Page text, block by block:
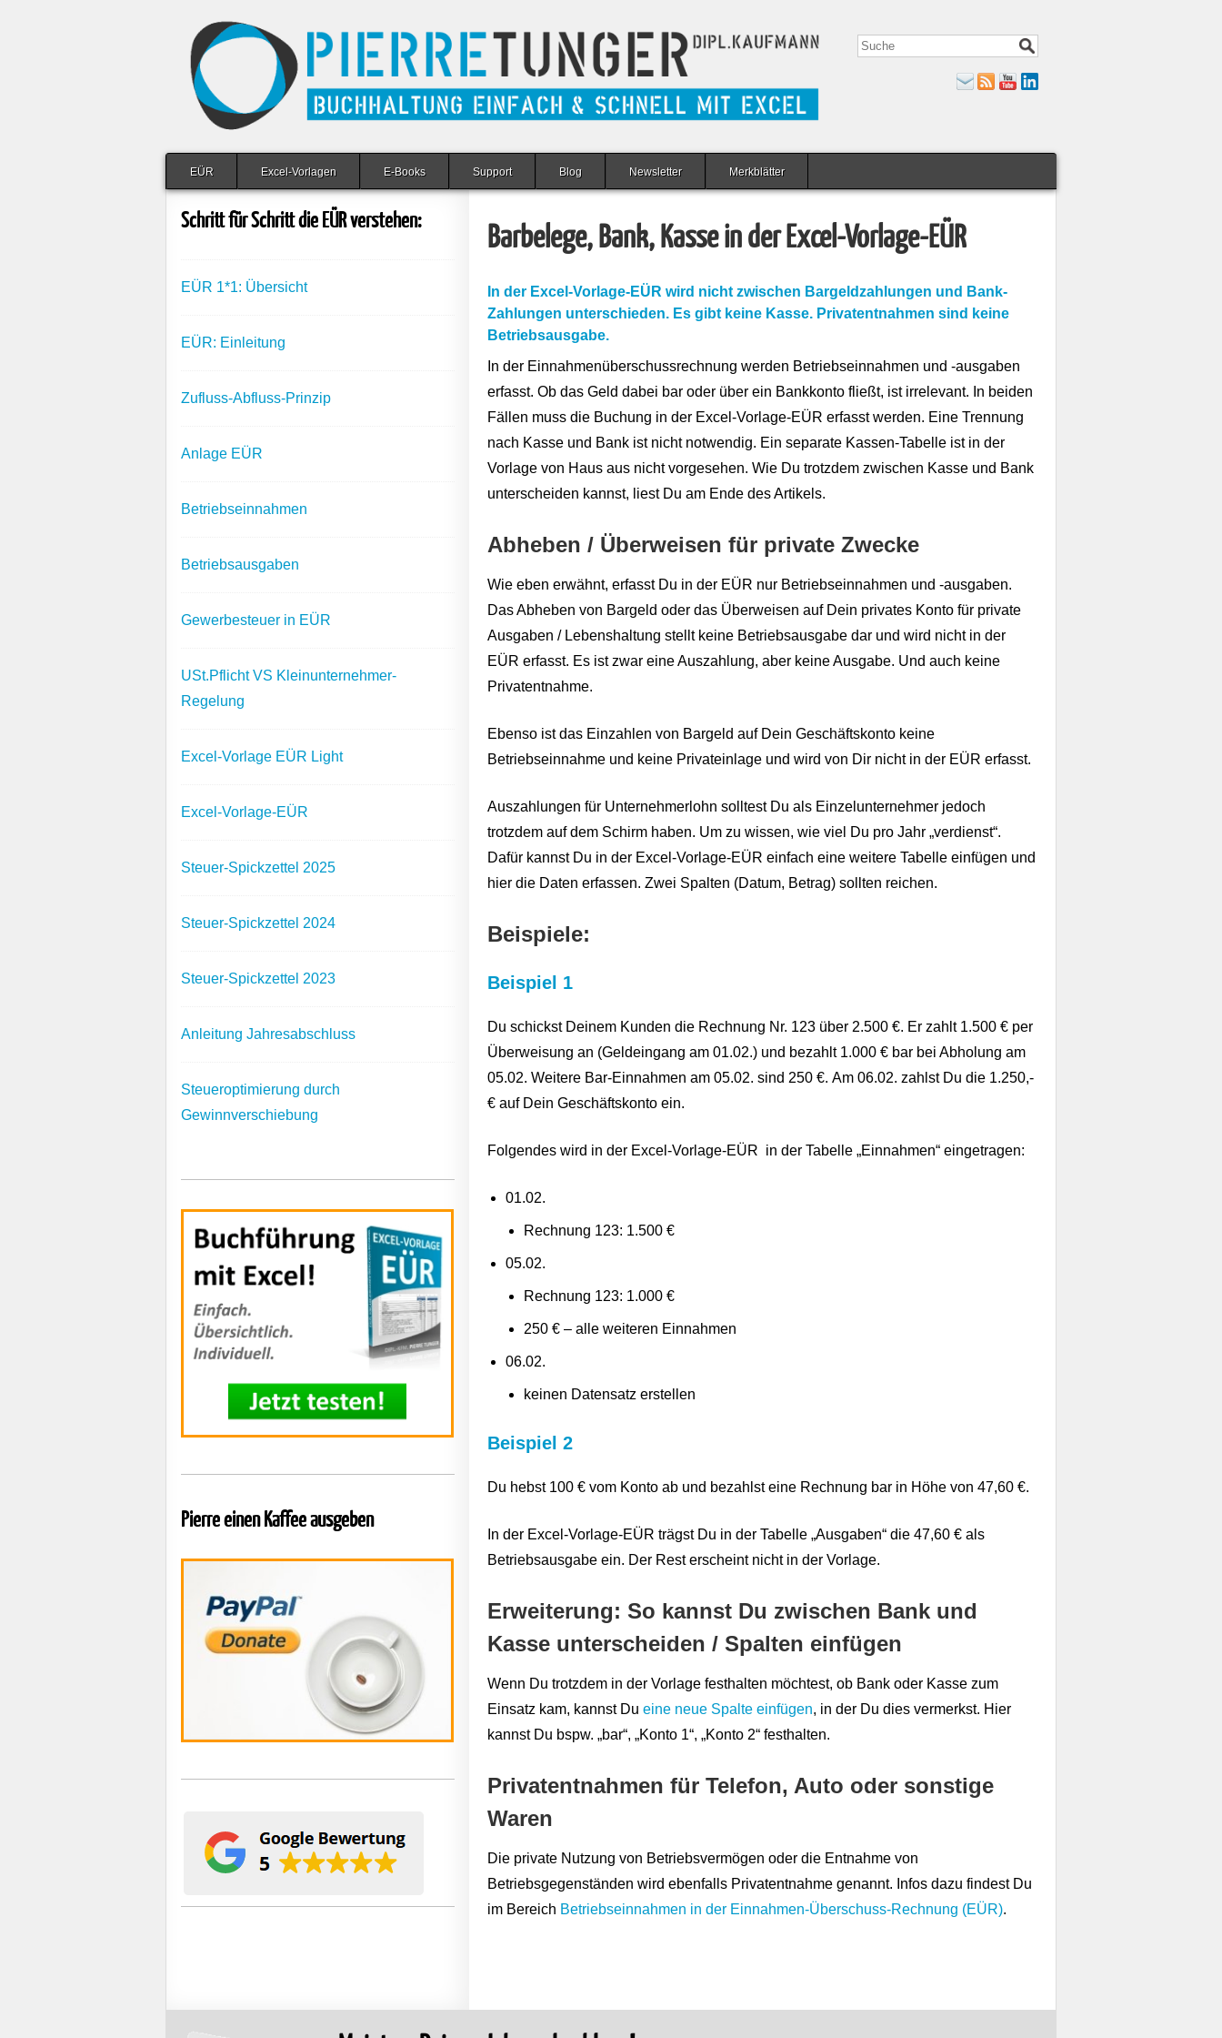
EÜR Excel-Vorlagen E-Books Support Blog Newsletter Merkblätter
Schritt für Schritt die EÜR verstehen:
EÜR 1*1: Übersicht
EÜR: Einleitung
Zufluss-Abfluss-Prinzip
Anlage EÜR
Betriebseinnahmen
Betriebsausgaben
Gewerbesteuer in EÜR
USt.Pflicht VS Kleinunternehmer-
Regelung
Excel-Vorlage EÜR Light
Excel-Vorlage-EÜR
Steuer-Spickzettel 2025
Steuer-Spickzettel 2024
Steuer-Spickzettel 2023
Anleitung Jahresabschluss
Steueroptimierung durch
Gewinnverschiebung
Pierre einen Kaffee ausgeben
Barbelege, Bank, Kasse in der Excel-Vorlage-EÜR
In der Excel-Vorlage-EÜR wird nicht zwischen Bargeldzahlungen und Bank-
Zahlungen unterschieden. Es gibt keine Kasse. Privatentnahmen sind keine
Betriebsausgabe.
In der Einnahmenüberschussrechnung werden Betriebseinnahmen und -ausgaben
erfasst. Ob das Geld dabei bar oder über ein Bankkonto fließt, ist irrelevant. In beiden
Fällen muss die Buchung in der Excel-Vorlage-EÜR erfasst werden. Eine Trennung
nach Kasse und Bank ist nicht notwendig. Ein separate Kassen-Tabelle ist in der
Vorlage von Haus aus nicht vorgesehen. Wie Du trotzdem zwischen Kasse und Bank
unterscheiden kannst, liest Du am Ende des Artikels.
Abheben / Überweisen für private Zwecke
Wie eben erwähnt, erfasst Du in der EÜR nur Betriebseinnahmen und -ausgaben.
Das Abheben von Bargeld oder das Überweisen auf Dein privates Konto für private
Ausgaben / Lebenshaltung stellt keine Betriebsausgabe dar und wird nicht in der
EÜR erfasst. Es ist zwar eine Auszahlung, aber keine Ausgabe. Und auch keine
Privatentnahme.
Ebenso ist das Einzahlen von Bargeld auf Dein Geschäftskonto keine
Betriebseinnahme und keine Privateinlage und wird von Dir nicht in der EÜR erfasst.
Auszahlungen für Unternehmerlohn solltest Du als Einzelunternehmer jedoch
trotzdem auf dem Schirm haben. Um zu wissen, wie viel Du pro Jahr „verdienst“.
Dafür kannst Du in der Excel-Vorlage-EÜR einfach eine weitere Tabelle einfügen und
hier die Daten erfassen. Zwei Spalten (Datum, Betrag) sollten reichen.
Beispiele:
Beispiel 1
Du schickst Deinem Kunden die Rechnung Nr. 123 über 2.500 €. Er zahlt 1.500 € per
Überweisung an (Geldeingang am 01.02.) und bezahlt 1.000 € bar bei Abholung am
05.02. Weitere Bar-Einnahmen am 05.02. sind 250 €. Am 06.02. zahlst Du die 1.250,-
€ auf Dein Geschäftskonto ein.
Folgendes wird in der Excel-Vorlage-EÜR in der Tabelle „Einnahmen“ eingetragen:
01.02.
Rechnung 123: 1.500 €
05.02.
Rechnung 123: 1.000 €
250 € – alle weiteren Einnahmen
06.02.
keinen Datensatz erstellen
Beispiel 2
Du hebst 100 € vom Konto ab und bezahlst eine Rechnung bar in Höhe von 47,60 €.
In der Excel-Vorlage-EÜR trägst Du in der Tabelle „Ausgaben“ die 47,60 € als
Betriebsausgabe ein. Der Rest erscheint nicht in der Vorlage.
Erweiterung: So kannst Du zwischen Bank und
Kasse unterscheiden / Spalten einfügen
Wenn Du trotzdem in der Vorlage festhalten möchtest, ob Bank oder Kasse zum
Einsatz kam, kannst Du eine neue Spalte einfügen, in der Du dies vermerkst. Hier
kannst Du bspw. „bar“, „Konto 1“, „Konto 2“ festhalten.
Privatentnahmen für Telefon, Auto oder sonstige
Waren
Die private Nutzung von Betriebsvermögen oder die Entnahme von
Betriebsgegenständen wird ebenfalls Privatentnahme genannt. Infos dazu findest Du
im Bereich Betriebseinnahmen in der Einnahmen-Überschuss-Rechnung (EÜR).